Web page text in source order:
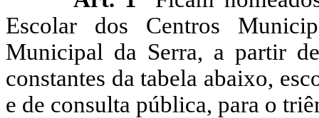
Escolar dos Centros
Municipal da Serra, a partir
constantes da tabela abaixo,
e de consulta pública, para o